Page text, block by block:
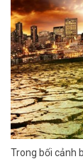
Trong bối cảnh